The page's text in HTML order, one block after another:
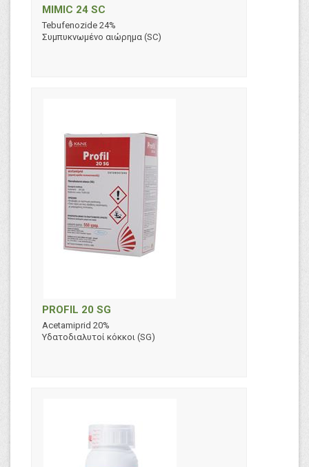
MIMIC 24 SC
Tebufenozide 24%
Συμπυκνωμένο αιώρημα (SC)
PROFIL 20 SG
Acetamiprid 20%
Υδατοδιαλυτοί κόκκοι (SG)